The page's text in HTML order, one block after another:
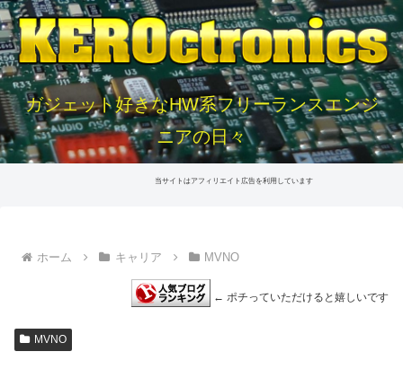
ガジェット好きなHW系フリーランスエンジ
ニアの日々
当サイトはアフィリエイト広告を利用しています
ホーム キャリア MVNO
← ポチっていただけると嬉しいです
MVNO